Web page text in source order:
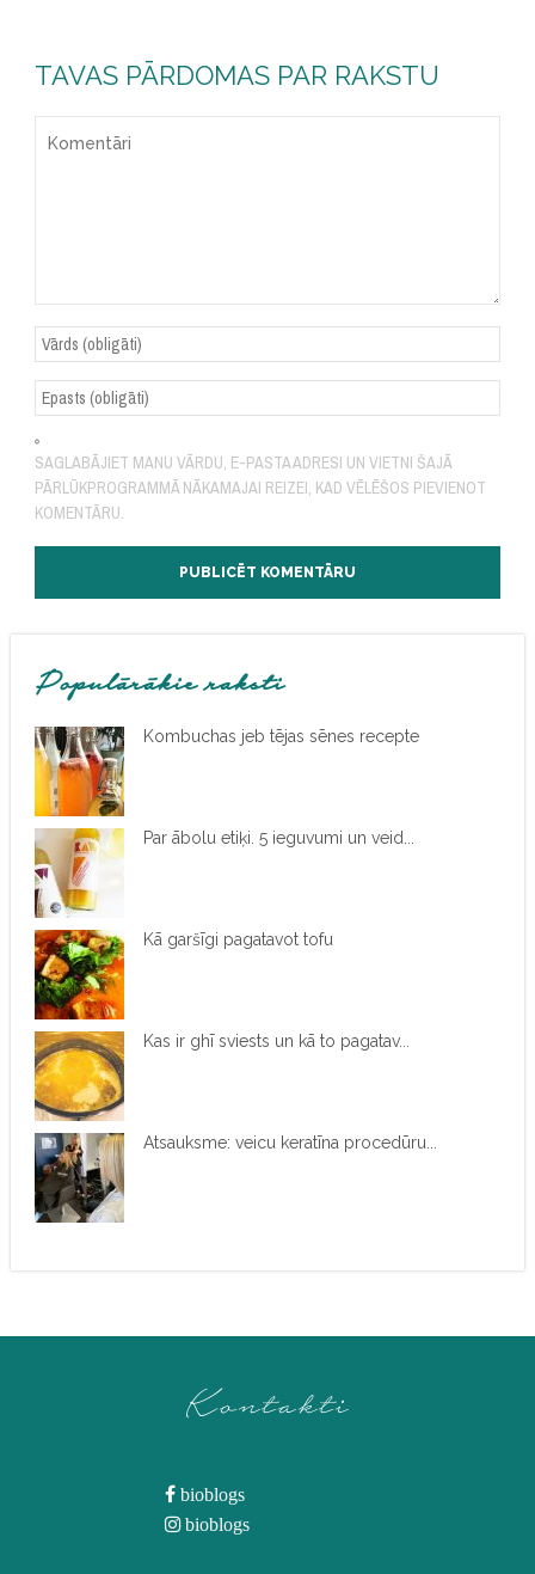
TAVAS PĀRDOMAS PAR RAKSTU
SAGLABĀJIET MANU VĀRDU, E-PASTA ADRESI UN VIETNI ŠAJĀ
PĀRLŪKPROGRAMMĀ NĀKAMAJAI REIZEI, KAD VĒLĒŠOS PIEVIENOT
KOMENTĀRU.
Populārākie raksti
Kombuchas jeb tējas sēnes recepte
Par ābolu etiķi. 5 ieguvumi un veid...
Kā garšīgi pagatavot tofu
Kas ir ghī sviests un kā to pagatav...
Atsauksme: veicu keratīna procedūru...
Kontakti
bioblogs
bioblogs